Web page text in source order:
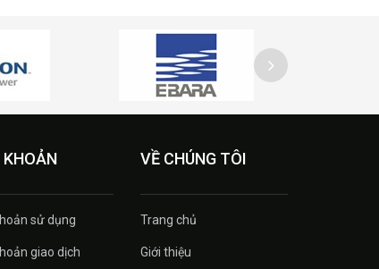
sử dụng
giao dịch
VỀ CHÚNG TÔI
Trang chủ
Giới thiệu